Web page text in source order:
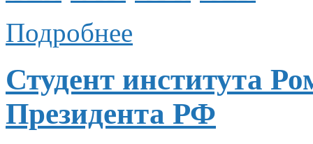
Подробнее
Студент института
Президента РФ